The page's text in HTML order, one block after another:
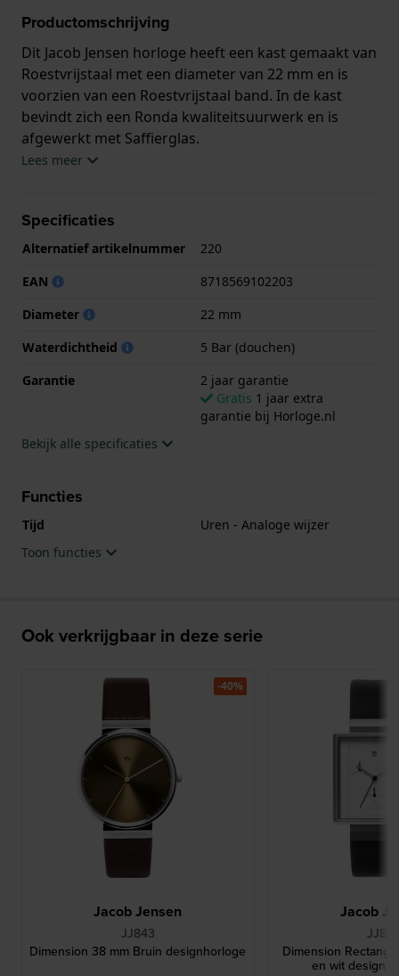
Productomschrijving
Dit Jacob Jensen horloge heeft een kast gemaakt van
Roestvrijstaal met een diameter van 22 mm en is
voorzien van een Roestvrijstaal band. In de kast
bevindt zich een Ronda kwaliteitsuurwerk en is
afgewerkt met Saffierglas.
horloge geleverd met 2 jaar garantie.
Lees meer
Specificaties
Alternatief artikelnummer
220
EAN
8718569102203
Diameter
22 mm
Waterdichtheid
5 Bar (douchen)
Garantie
2 jaar garantie
Gratis 1 jaar extra
garantie bij Horloge.nl
Bekijk alle specificaties
Functies
Tijd
Uren - Analoge wijzer
Toon functies
Ook verkrijgbaar in deze serie
Jacob Jensen
JJ843
Dimension 38 mm Bruin designhorloge
-40%
Jacob
Dimension
en wit design